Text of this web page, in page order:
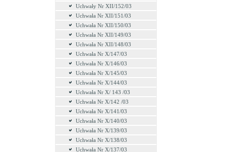
Uchwały Nr XII/152/03
Uchwała Nr XII/151/03
Uchwała Nr XII/150/03
Uchwała Nr XII/149/03
Uchwała Nr XII/148/03
Uchwała Nr X/147/03
Uchwała Nr X/146/03
Uchwała Nr X/145/03
Uchwała Nr X/144/03
Uchwała Nr X/ 143 /03
Uchwała Nr X/142 /03
Uchwała Nr X/141/03
Uchwała Nr X/140/03
Uchwała Nr X/139/03
Uchwała Nr X/138/03
Uchwała Nr X/137/03